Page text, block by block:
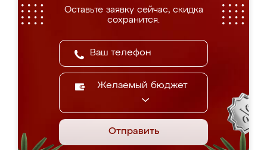
Оставьте заявку сейчас, скидка
сохранится.
Желаемый бюджет
Отправить